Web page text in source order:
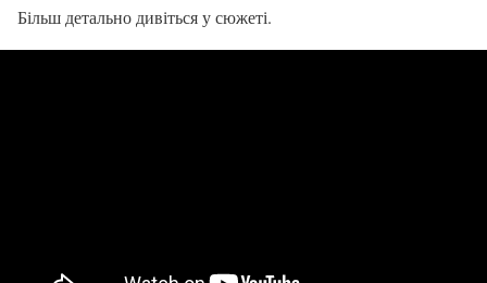
Більш детально дивіться у сюжеті.